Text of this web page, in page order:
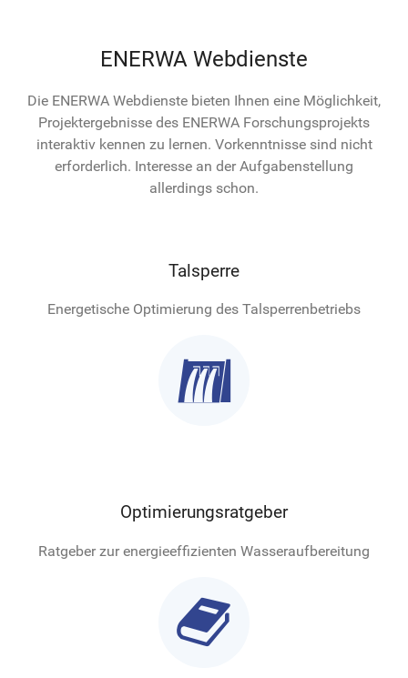
ENERWA Webdienste
Die ENERWA Webdienste bieten Ihnen eine Möglichkeit,
Projektergebnisse des ENERWA Forschungsprojekts
interaktiv kennen zu lernen. Vorkenntnisse sind nicht
erforderlich. Interesse an der Aufgabenstellung
allerdings schon.
Talsperre
Energetische Optimierung des Talsperrenbetriebs

Optimierungsratgeber
Ratgeber zur energieeffizienten Wasseraufbereitung
